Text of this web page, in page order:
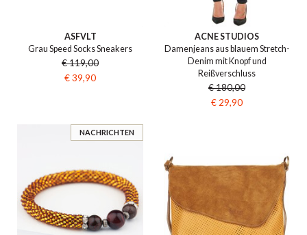
ASFVLT
Grau Speed Socks Sneakers
€ 119,00
€ 39,90
ACNE STUDIOS
Damenjeans aus blauem Stretch-
Denim mit Knopf und
Reißverschluss
€ 180,00
€ 29,90
NACHRICHTEN